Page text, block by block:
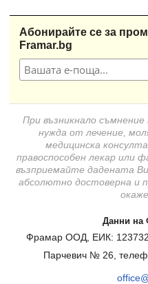
Абонирайте се за
Framar.bg
При възникнало съмнение
нужда от лечение,
медицинска
правоспособен лекар или
възприемайте дадената
абсолютно достоверна и
Данни на
Фрамар ООД, ЕИК:
Парчевич № 26,